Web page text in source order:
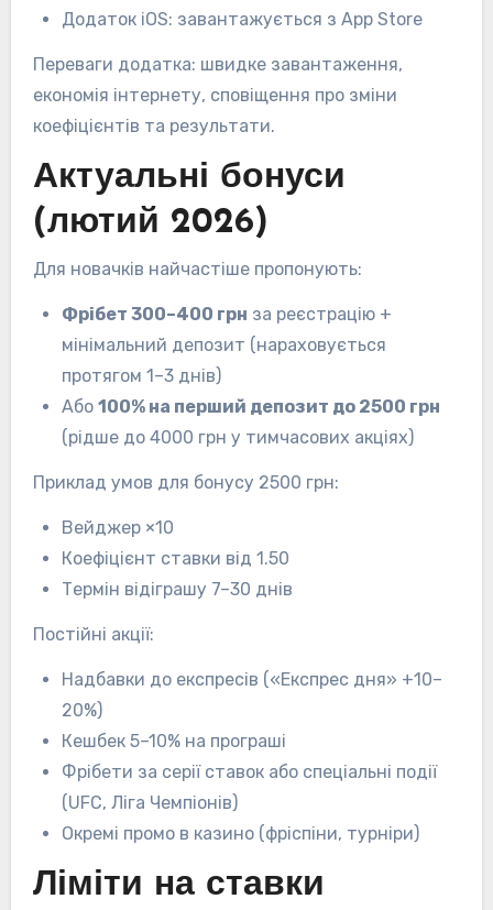
Додаток iOS: завантажується з App Store
Переваги додатка: швидке завантаження,
економія інтернету, сповіщення про зміни
коефіцієнтів та результати.
Актуальні бонуси
(лютий 2026)
Для новачків найчастіше пропонують:
Фрібет 300–400 грн за реєстрацію +
мінімальний депозит (нараховується
протягом 1–3 днів)
Або 100% на перший депозит до 2500 грн
(рідше до 4000 грн у тимчасових акціях)
Приклад умов для бонусу 2500 грн:
Вейджер ×10
Коефіцієнт ставки від 1.50
Термін відіграшу 7–30 днів
Постійні акції:
Надбавки до експресів («Експрес дня» +10–
20%)
Кешбек 5–10% на програші
Фрібети за серії ставок або спеціальні події
(UFC, Ліга Чемпіонів)
Окремі промо в казино (фріспіни, турніри)
Ліміти на ставки